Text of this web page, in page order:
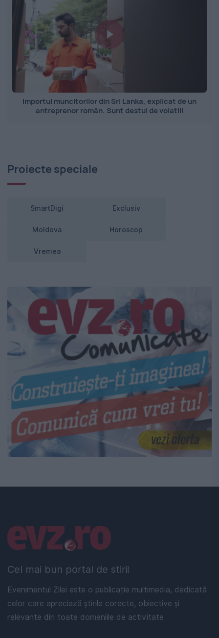
Importul muncitorilor din Sri Lanka, explicat de un
antreprenor român. Sunt destul de volatili
Proiecte speciale
SmartDigi Exclusiv
Moldova Horoscop
Vremea
Cel mai bun portal de stiri!
Evenimentul Zilei este o publicație multimedia, dedicată
celor care apreciază știrile corecte, obiective și
relevante din toate domeniile de activitate
Linkuri utile